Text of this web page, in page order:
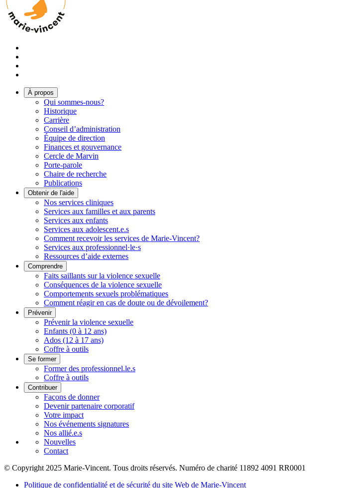
À propos
Qui sommes-nous?
Historique
Carrière
Conseil d’administration
Équipe de direction
Finances et gouvernance
Cercle de Marvin
Porte-parole
Chaire de recherche
Publications
Obtenir de l'aide
Nos services cliniques
Services aux familles et aux parents
Services aux enfants
Services aux adolescent.e.s
Comment recevoir les services de Marie-Vincent?
Services aux professionnel·le·s
Ressources d’aide externes
Comprendre
Faits saillants sur la violence sexuelle
Conséquences de la violence sexuelle
Comportements sexuels problématiques
Comment réagir en cas de doute ou de dévoilement?
Prévenir
Prévenir la violence sexuelle
Enfants (0 à 12 ans)
Ados (12 à 17 ans)
Coffre à outils
Se former
Former des professionnel.le.s
Coffre à outils
Contribuer
Façons de donner
Devenir partenaire corporatif
Votre impact
Nos événements signatures
Nos allié.e.s
Nouvelles
Contact
© Copyright 2025 Marie-Vincent. Tous droits réservés. Numéro de charité 11892 4091 RR0001
Politique de confidentialité et de sécurité du site Web de Marie-Vincent